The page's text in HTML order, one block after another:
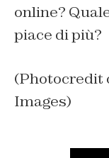
online?
piace di più?
(Photocredit
Images)